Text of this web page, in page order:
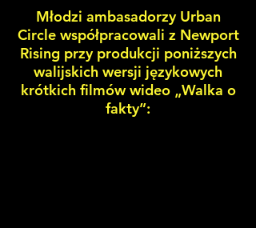
Młodzi ambasadorzy Urban
Circle współpracowali z Newport
Rising przy produkcji poniższych
walijskich wersji językowych
krótkich filmów wideo „Walka o
fakty”: